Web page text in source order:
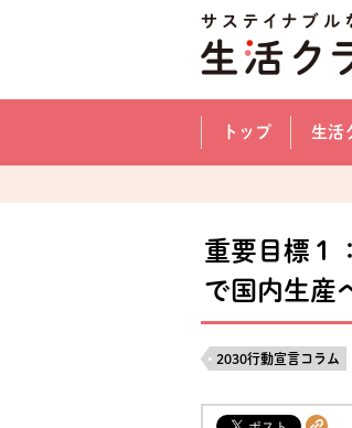
ここからサイト内共通メニューです。
サイト内共通メニューをスキップする
トップ 生活
重要目標１
で国内生産
2030行動宣言コラム